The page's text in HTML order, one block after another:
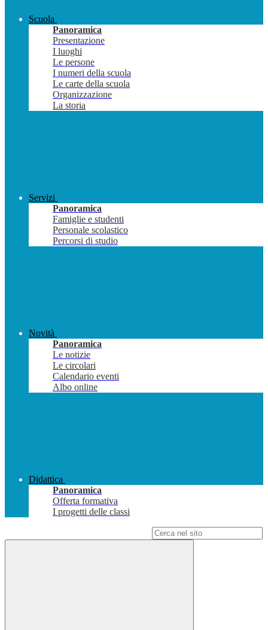
Scuola
Panoramica
Presentazione
I luoghi
Le persone
I numeri della scuola
Le carte della scuola
Organizzazione
La storia
Servizi
Panoramica
Famiglie e studenti
Personale scolastico
Percorsi di studio
Novità
Panoramica
Le notizie
Le circolari
Calendario eventi
Albo online
Didattica
Panoramica
Offerta formativa
I progetti delle classi